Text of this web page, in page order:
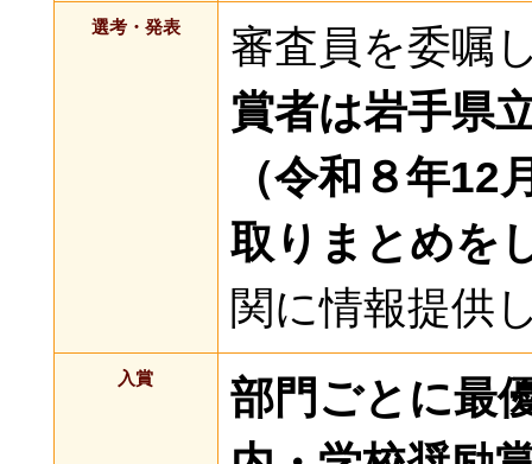
選考・発表
審査員を委嘱
賞者は岩手県
（令和８年
取りまとめを
関に情報提供
入賞
部門ごとに最